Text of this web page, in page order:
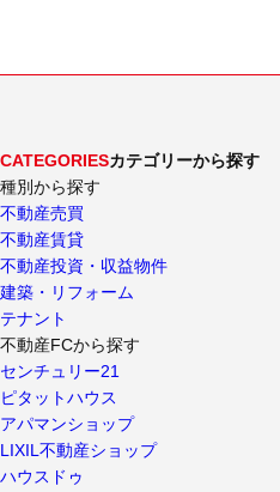
CATEGORIESカテゴリーから探す
種別から探す
不動産売買
不動産賃貸
不動産投資・収益物件
建築・リフォーム
テナント
不動産FCから探す
センチュリー21
ピタットハウス
アパマンショップ
LIXIL不動産ショップ
ハウスドゥ